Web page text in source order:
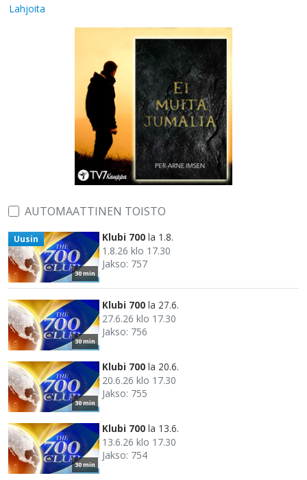
Lahjoita
AUTOMAATTINEN TOISTO
30 min
Uusin Klubi 700 la 1.8.
1.8.26 klo 17.30
Jakso: 757
30 min
Klubi 700 la 27.6.
27.6.26 klo 17.30
Jakso: 756
30 min
Klubi 700 la 20.6.
20.6.26 klo 17.30
Jakso: 755
30 min
Klubi 700 la 13.6.
13.6.26 klo 17.30
Jakso: 754